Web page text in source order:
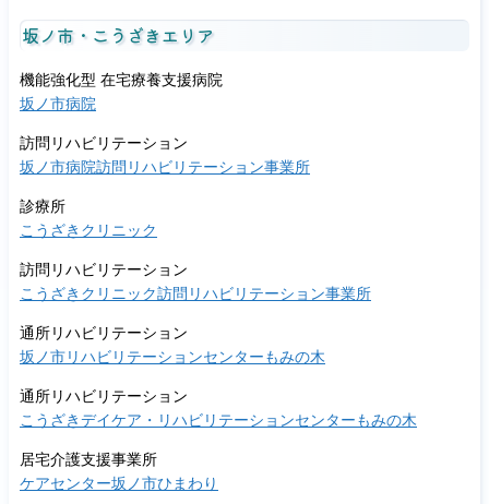
坂ノ市・こうざきエリア
機能強化型 在宅療養支援病院
坂ノ市病院
訪問リハビリテーション
坂ノ市病院訪問リハビリテーション事業所
診療所
こうざきクリニック
訪問リハビリテーション
こうざきクリニック訪問リハビリテーション事業所
通所リハビリテーション
坂ノ市リハビリテーションセンターもみの木
通所リハビリテーション
こうざきデイケア・リハビリテーションセンターもみの木
居宅介護支援事業所
ケアセンター坂ノ市ひまわり